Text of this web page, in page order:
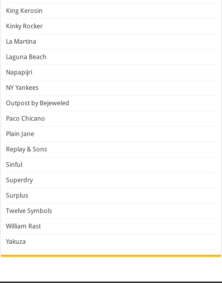
King Kerosin
Kinky Rocker
La Martina
Laguna Beach
Napapijri
NY Yankees
Outpost by Bejeweled
Paco Chicano
Plain Jane
Replay & Sons
Sinful
Superdry
Surplus
Twelve Symbols
William Rast
Yakuza